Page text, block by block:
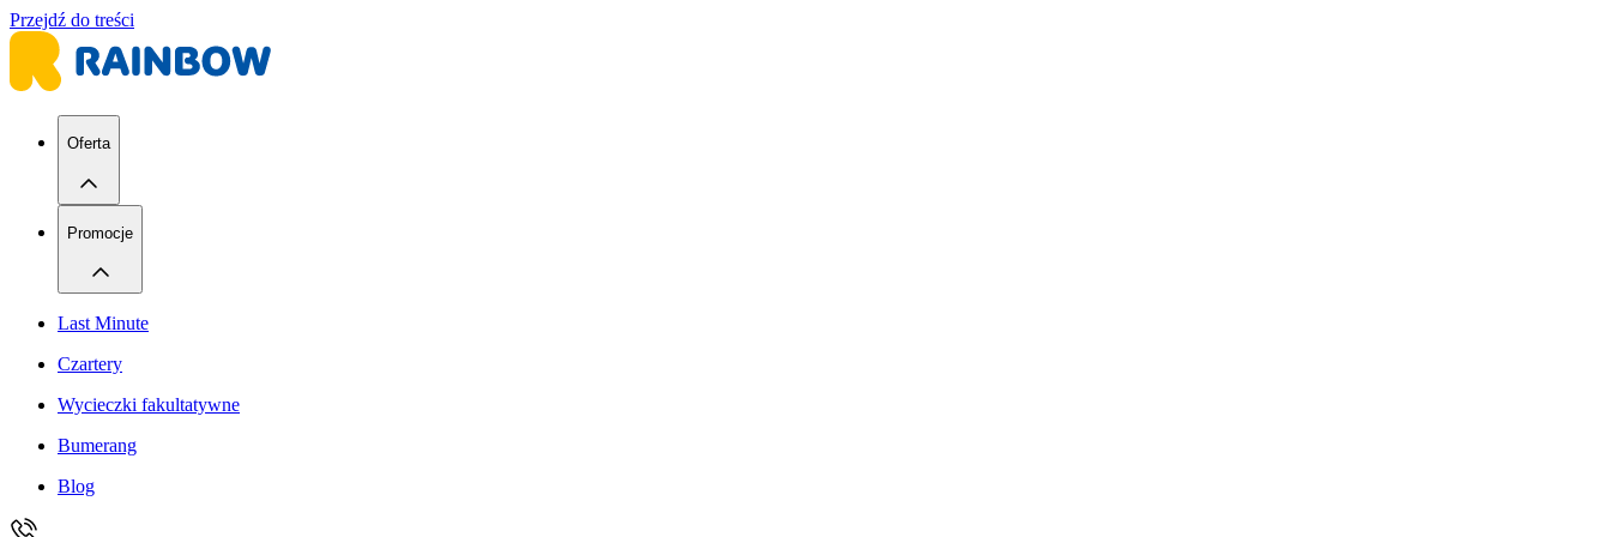
Przejdź do treści
Oferta
Promocje
Last Minute
Czartery
Wycieczki fakultatywne
Bumerang
Blog